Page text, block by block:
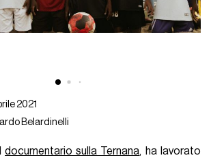
2021
Belardinelli
documentario sulla Ternana, ha lavorato